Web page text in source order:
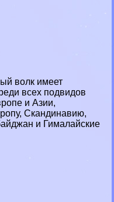
волк имеет
всех подвидов
и Азии,
Скандинавию,
и Гималайские